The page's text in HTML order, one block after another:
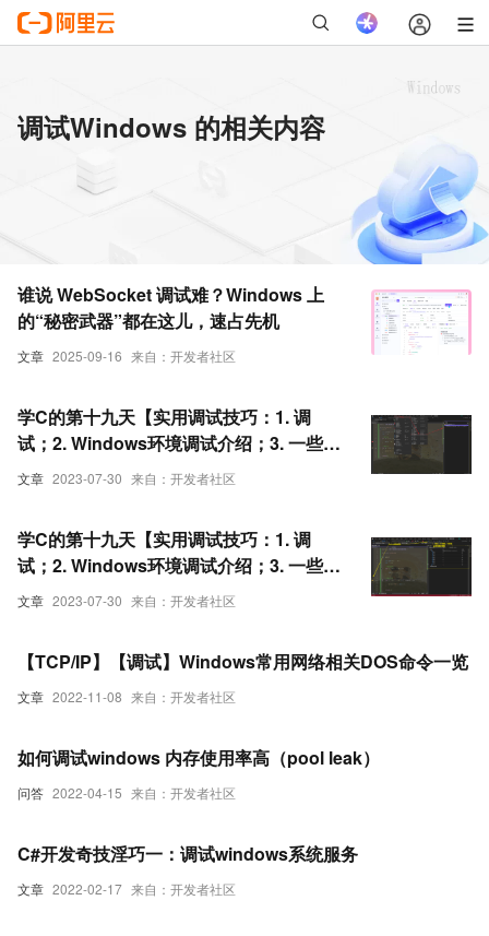
调试Windows 的相关内容
文章 2025-09-16 来自：开发者社区
谁说 WebSocket 调试难？Windows 上
的“秘密武器”都在这儿，速占先机
文章 2023-07-30 来自：开发者社区
学C的第十九天【实用调试技巧：1. 调
试；2. Windows环境调试介绍；3. 一些调
试的实例；4. 一些调试的实例】-2
文章 2023-07-30 来自：开发者社区
学C的第十九天【实用调试技巧：1. 调
试；2. Windows环境调试介绍；3. 一些调
试的实例；4. 一些调试的实例】-1
文章 2022-11-08 来自：开发者社区
【TCP/IP】【调试】Windows常用网络相关DOS命令一览
问答 2022-04-15 来自：开发者社区
如何调试windows 内存使用率高（pool leak）
文章 2022-02-17 来自：开发者社区
C#开发奇技淫巧一：调试windows系统服务